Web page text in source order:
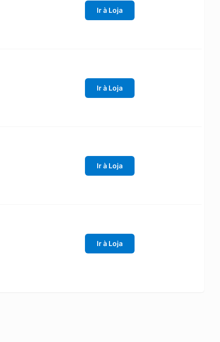
Ir à Loja
Ir à Loja
Ir à Loja
Ir à Loja